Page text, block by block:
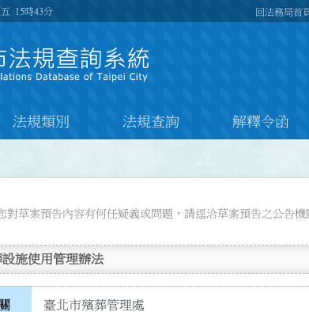
15時43分 回法務局首
法規類別 法規查詢 解釋令函
對草案預告內容有何任疑義或問題，請逕洽草案預告之公告機
施使用管理辦法
臺北市殯葬管理處